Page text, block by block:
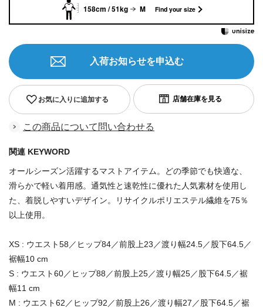
お気に入りに追加する
入荷お知らせを申込む
この商品について問い合わせる
関連 KEYWORD
オールシーズン活躍するマストアイテム。どの季節でも快適な、
滑らかで軽い着用感。通気性と速乾性に優れた人気素材を使用し
た、着脱しやすいデザイン。リサイクルポリエステル繊維を75％
以上使用。
XS : ウエスト58／ヒップ84／前股上23／渡り幅24.5／股下64.5／
裾幅10 cm
S : ウエスト60／ヒップ88／前股上25／渡り幅25／股下64.5／裾
幅11 cm
M : ウエスト62／ヒップ92／前股上26／渡り幅27／股下64.5／裾
158cm / 51kg M Find your size